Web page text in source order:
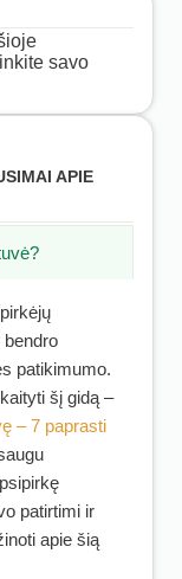
savo
APIE
patikimumo.
šį gidą –
– 7 paprasti
patirtimi ir
apie šią